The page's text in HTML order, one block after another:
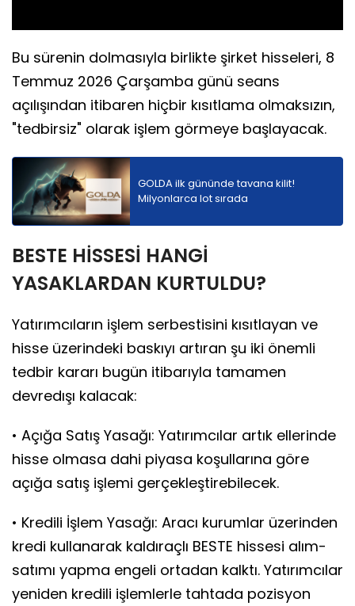
Bu sürenin dolmasıyla birlikte şirket hisseleri, 8
Temmuz 2026 Çarşamba günü seans
açılışından itibaren hiçbir kısıtlama olmaksızın,
"tedbirsiz" olarak işlem görmeye başlayacak.
GOLDA ilk gününde tavana kilit!
Milyonlarca lot sırada
BESTE HİSSESİ HANGİ
YASAKLARDAN KURTULDU?
Yatırımcıların işlem serbestisini kısıtlayan ve
hisse üzerindeki baskıyı artıran şu iki önemli
tedbir kararı bugün itibarıyla tamamen
devredışı kalacak:
• Açığa Satış Yasağı: Yatırımcılar artık ellerinde
hisse olmasa dahi piyasa koşullarına göre
açığa satış işlemi gerçekleştirebilecek.
• Kredili İşlem Yasağı: Aracı kurumlar üzerinden
kredi kullanarak kaldıraçlı BESTE hissesi alım-
satımı yapma engeli ortadan kalktı. Yatırımcılar
yeniden kredili işlemlerle tahtada pozisyon